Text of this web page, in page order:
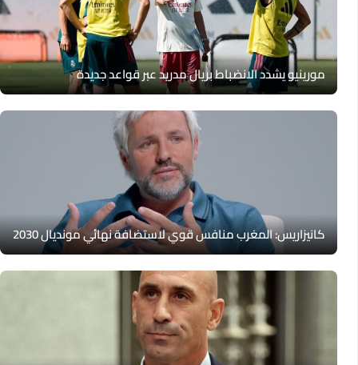
مورينيو يشدد الانضباط بريال مدريد عبر قواعد جديدة
كانيزاريس: المغرب منافس قوي لاستضافة نهائي مونديال 2030